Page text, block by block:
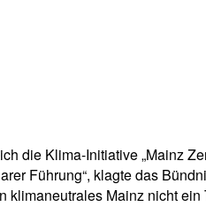
Klima-Initiative „Mainz
Führung“, klagte das
Mainz nicht